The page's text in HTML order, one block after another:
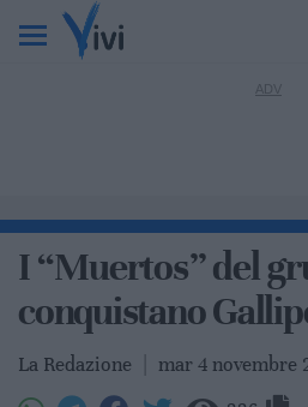
I “Muertos” del
conquistano
La Redazione mar 4 novembre